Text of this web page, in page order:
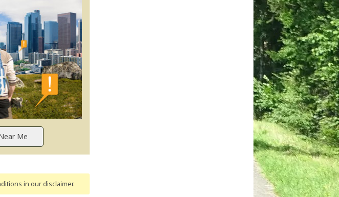
in our disclaimer.